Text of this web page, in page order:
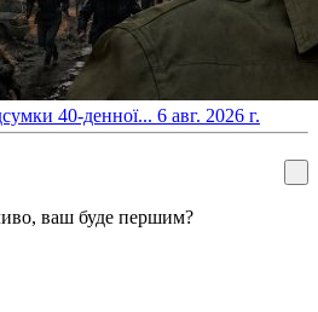
40-денної... 6 авг. 2026 г.
ваш буде першим?